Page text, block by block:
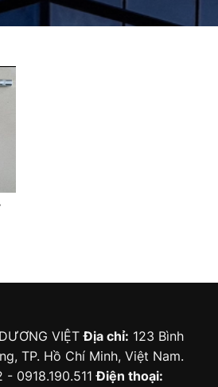
VIỆTĐịa chỉ: 123 Bình
TP. Hồ Chí Minh, Việt Nam.
- 0918.190.511Điện thoại: